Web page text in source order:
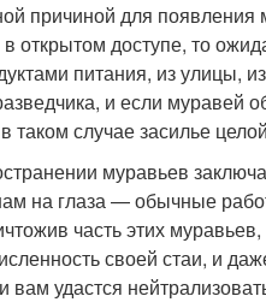
причиной для
открытом доступе, то
питания, из улицы,
и если
таком случае засилье
муравьев
на глаза — обычные
часть этих
своей стаи, и
удастся